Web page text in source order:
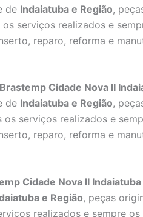
de Indaiatuba e Região,
serviços realizados e
reparo, reforma e
Cidade Nova II
de Indaiatuba e Região,
os serviços realizados e
reparo, reforma e
Cidade Nova II Indaiatuba
e Região, peças
realizados e sempre os